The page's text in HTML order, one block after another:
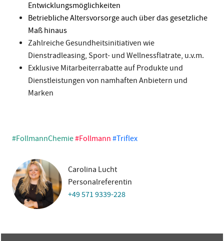
Entwicklungsmöglichkeiten
Betriebliche Altersvorsorge auch über das gesetzliche
Maß hinaus
Zahlreiche Gesundheitsinitiativen wie
Dienstradleasing, Sport- und Wellnessflatrate, u.v.m.
Exklusive Mitarbeiterrabatte auf Produkte und
Dienstleistungen von namhaften Anbietern und
Marken
#FollmannChemie#Follmann #Triflex
Carolina Lucht
Personalreferentin
+49 571 9339-228